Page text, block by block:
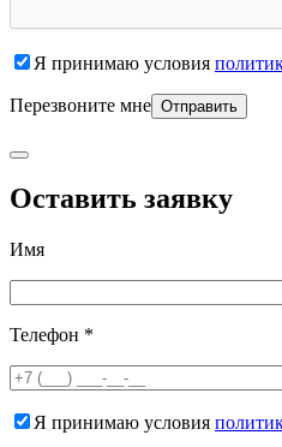
Я принимаю условия
Перезвоните мне
Оставить заявку
Имя
Телефон *
Я принимаю условия